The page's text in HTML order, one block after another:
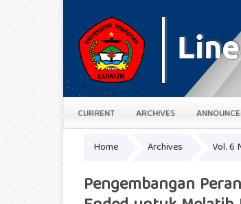
CURRENT ARCHIVES
Home Archives Vol. 6
Pengembangan